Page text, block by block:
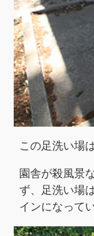
この足洗い場
園舎が殺風景
ず、足洗い場
インになってい